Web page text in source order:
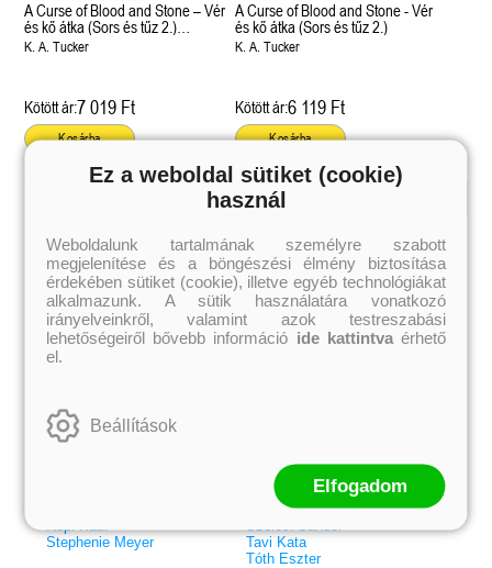
A Curse of Blood and Stone – Vér
és kő átka (Sors és tűz 2.)
Különleges éldekorált kiadás!
K. A. Tucker
Kötött ár:7 019 Ft
Kosárba
A Curse of Blood and Stone - Vér
és kő átka (Sors és tűz 2.)
K. A. Tucker
Kötött ár:6 119 Ft
Kosárba
Külföldiek
Brigid Kemmerer
Cassandra Clare
Colleen Hoover
Elle Kennedy
Erin Watt
Holly Webb
Jenny Han
Leigh Bardugo
Maggie Stiefvater
Rupi Kaur
Stephenie Meyer
Magyarok
Ashley Carrigan
Benina
Bessenyei Gábor
Bodor Attila
Böszörményi Gyula
Rácz-Stefán Tibor
Róbert Katalin
Spirit Bliss
Szélesi Sándor
Tavi Kata
Tóth Eszter
Ez a weboldal sütiket (cookie)
használ
Weboldalunk tartalmának személyre szabott
megjelenítése és a böngészési élmény biztosítása
érdekében sütiket (cookie), illetve egyéb technológiákat
alkalmazunk. A sütik használatára vonatkozó
irányelveinkről, valamint azok testreszabási
lehetőségeiről bővebb információ ide kattintvaérhető
el.
Beállítások
Elfogadom